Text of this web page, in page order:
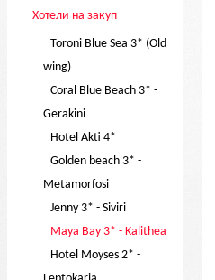
Хотели на закуп
Toroni Blue Sea 3* (Old
wing)
Coral Blue Beach 3* -
Gerakini
Hotel Akti 4*
Golden beach 3* -
Metamorfosi
Jenny 3* - Siviri
Maya Bay 3* - Kalithea
Hotel Moyses 2* -